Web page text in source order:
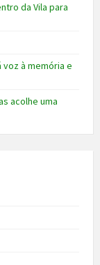
da Vila para
voz à memória e
acolhe uma